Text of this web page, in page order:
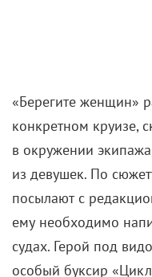
из девушек. По
посылают с
ему необходимо
судах. Герой под
особый буксир
женская команда.
ним общего языка
объявляют ему